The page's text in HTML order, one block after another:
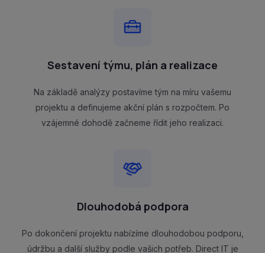
Sestavení týmu, plán a realizace
Na základě analýzy postavíme tým na míru vašemu
projektu a definujeme akční plán s rozpočtem. Po
vzájemné dohodě začneme řídit jeho realizaci.
Dlouhodobá podpora
Po dokončení projektu nabízíme dlouhodobou podporu,
údržbu a další služby podle vašich potřeb. Direct IT je